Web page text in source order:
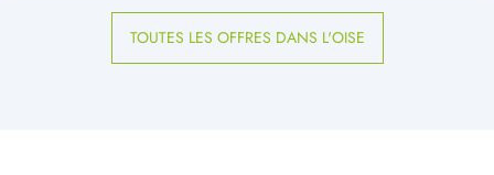
(60540)
TOUTES LES OFFRES DANS L'OISE